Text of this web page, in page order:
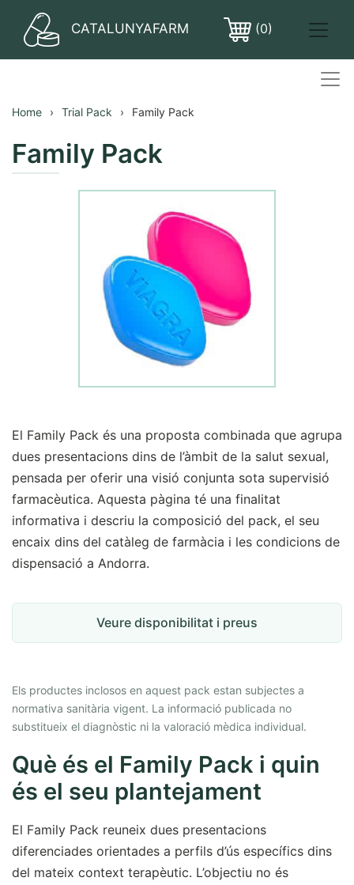
CATALUNYAFARM (0)
Home Trial Pack Family Pack
Family Pack
El Family Pack és una proposta combinada que agrupa
dues presentacions dins de l’àmbit de la salut sexual,
pensada per oferir una visió conjunta sota supervisió
farmacèutica. Aquesta pàgina té una finalitat
informativa i descriu la composició del pack, el seu
encaix dins del catàleg de farmàcia i les condicions de
dispensació a Andorra.
Veure disponibilitat i preus
Els productes inclosos en aquest pack estan subjectes a
normativa sanitària vigent. La informació publicada no
substitueix el diagnòstic ni la valoració mèdica individual.
Què és el Family Pack i quin
és el seu plantejament
El Family Pack reuneix dues presentacions
diferenciades orientades a perfils d’ús específics dins
del mateix context terapèutic. L’objectiu no és